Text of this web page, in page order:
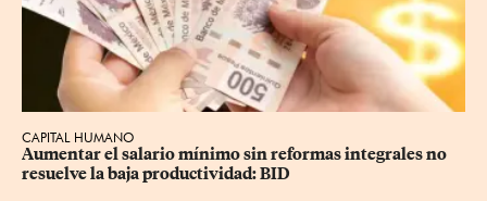
CAPITAL HUMANO
Aumentar el salario mínimo sin reformas integrales no
resuelve la baja productividad: BID